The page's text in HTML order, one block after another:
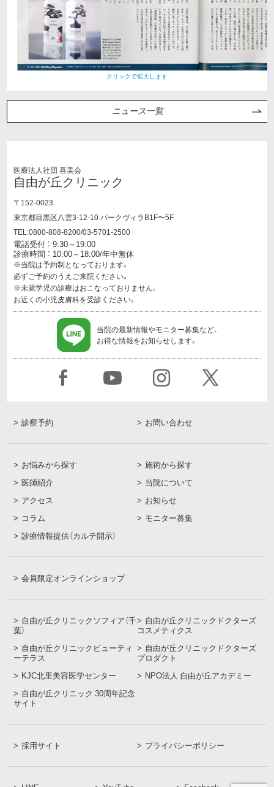
クリックで拡大します
ニュース一覧
医療法人社団 喜美会
自由が丘クリニック
〒152-0023
東京都目黒区八雲3-12-10 パークヴィラB1F〜5F
TEL:0800-808-8200/03-5701-2500
電話受付 ： 9:30～19:00
診療時間 ： 10:00～18:00/年中無休
※当院は予約制となっております。
必ずご予約のうえご来院ください。
※未就学児の診療はおこなっておりません。
お近くの小児皮膚科を受診ください。
当院の最新情報やモニター募集など、
お得な情報をお知らせします。
診察予約 お問い合わせ
お悩みから探す
施術から探す
医師紹介
当院について
アクセス
お知らせ
コラム
モニター募集
診療情報提供（カルテ開示）
会員限定オンラインショップ
自由が丘クリニックソフィア（千
葉）
自由が丘クリニックドクターズ
コスメティクス
自由が丘クリニックビューティ
ーテラス
自由が丘クリニックドクターズ
プロダクト
KJC北里美容医学センター
NPO法人 自由が丘アカデミー
自由が丘クリニック 30周年記念
サイト
採用サイト プライバシーポリシー